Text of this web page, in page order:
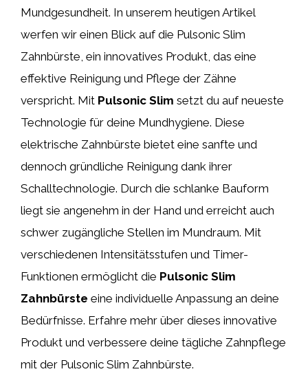
Mundgesundheit. In unserem heutigen Artikel
werfen wir einen Blick auf die Pulsonic Slim
Zahnbürste, ein innovatives Produkt, das eine
effektive Reinigung und Pflege der Zähne
verspricht. Mit Pulsonic Slim setzt du auf neueste
Technologie für deine Mundhygiene. Diese
elektrische Zahnbürste bietet eine sanfte und
dennoch gründliche Reinigung dank ihrer
Schalltechnologie. Durch die schlanke Bauform
liegt sie angenehm in der Hand und erreicht auch
schwer zugängliche Stellen im Mundraum. Mit
verschiedenen Intensitätsstufen und Timer-
Funktionen ermöglicht die Pulsonic Slim
Zahnbürste eine individuelle Anpassung an deine
Bedürfnisse. Erfahre mehr über dieses innovative
Produkt und verbessere deine tägliche Zahnpflege
mit der Pulsonic Slim Zahnbürste.